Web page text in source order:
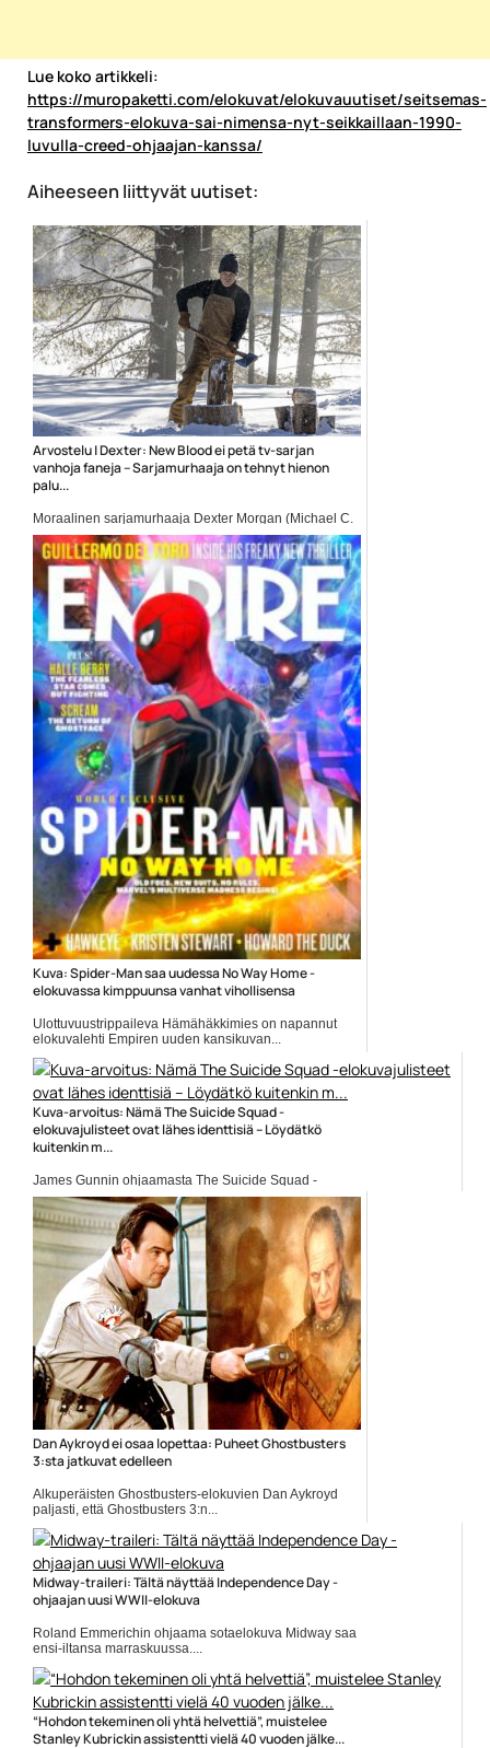
Lue koko artikkeli:
https://muropaketti.com/elokuvat/elokuvauutiset/seitsemas-
transformers-elokuva-sai-nimensa-nyt-seikkaillaan-1990-
luvulla-creed-ohjaajan-kanssa/
Aiheeseen liittyvät uutiset:
Arvostelu | Dexter: New Blood ei petä tv-sarjan
vanhoja faneja – Sarjamurhaaja on tehnyt hienon
palu...
Moraalinen sarjamurhaaja Dexter Morgan (Michael C.
Hall) palaa...
Clancy Brown
Kuva: Spider-Man saa uudessa No Way Home -
elokuvassa kimppuunsa vanhat vihollisensa
Ulottuvuustrippaileva Hämähäkkimies on napannut
elokuvalehti Empiren uuden kansikuvan...
Elokuvauutiset
Kuva-arvoitus: Nämä The Suicide Squad -
elokuvajulisteet ovat lähes identtisiä – Löydätkö
kuitenkin m...
James Gunnin ohjaamasta The Suicide Squad -
elokuvasta paljastettiin...
DC Fandome
Dan Aykroyd ei osaa lopettaa: Puheet Ghostbusters
3:sta jatkuvat edelleen
Alkuperäisten Ghostbusters-elokuvien Dan Aykroyd
paljasti, että Ghostbusters 3:n...
Dan Aykroyd
Midway-traileri: Tältä näyttää Independence Day -
ohjaajan uusi WWII-elokuva
Roland Emmerichin ohjaama sotaelokuva Midway saa
ensi-iltansa marraskuussa....
Ed Skrein
“Hohdon tekeminen oli yhtä helvettiä”, muistelee
Stanley Kubrickin assistentti vielä 40 vuoden jälke...